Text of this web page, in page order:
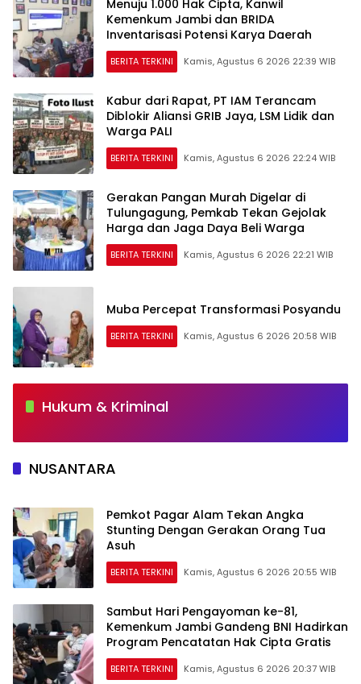
Menuju 1.000 Hak Cipta, Kanwil
Kemenkum Jambi dan BRIDA
Inventarisasi Potensi Karya Daerah
BERITA TERKINI Kamis, Agustus 6 2026 22:39 WIB
Kabur dari Rapat, PT IAM Terancam
Diblokir Aliansi GRIB Jaya, LSM Lidik dan
Warga PALI
BERITA TERKINI Kamis, Agustus 6 2026 22:24 WIB
Gerakan Pangan Murah Digelar di
Tulungagung, Pemkab Tekan Gejolak
Harga dan Jaga Daya Beli Warga
BERITA TERKINI Kamis, Agustus 6 2026 22:21 WIB
Muba Percepat Transformasi Posyandu
BERITA TERKINI Kamis, Agustus 6 2026 20:58 WIB
Hukum & Kriminal
NUSANTARA
Pemkot Pagar Alam Tekan Angka
Stunting Dengan Gerakan Orang Tua
Asuh
BERITA TERKINI Kamis, Agustus 6 2026 20:55 WIB
Sambut Hari Pengayoman ke-81,
Kemenkum Jambi Gandeng BNI Hadirkan
Program Pencatatan Hak Cipta Gratis
BERITA TERKINI Kamis, Agustus 6 2026 20:37 WIB